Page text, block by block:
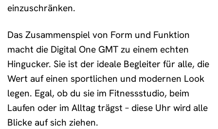
einzuschränken.
Das Zusammenspiel von Form und Funktion
macht die Digital One GMT zu einem echten
Hingucker. Sie ist der ideale Begleiter für alle, die
Wert auf einen sportlichen und modernen Look
legen. Egal, ob du sie im Fitnessstudio, beim
Laufen oder im Alltag trägst – diese Uhr wird alle
Blicke auf sich ziehen.